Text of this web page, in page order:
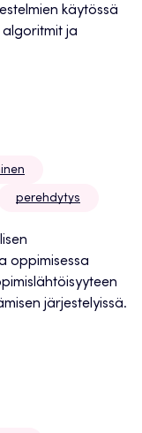
käytössä
ja
perehdytys
oppimisessa
järjestelyissä.